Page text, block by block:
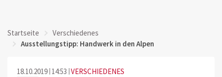
Startseite
Verschiedenes
Ausstellungstipp: Handwerk in den Alpen
18.10.2019 14:53 VERSCHIEDENES